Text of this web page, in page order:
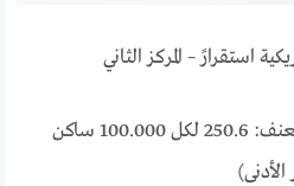
استقرارً – المركز الثاني
• معدل جرائم العنف: 250.6 لكل 100.000 ساكن